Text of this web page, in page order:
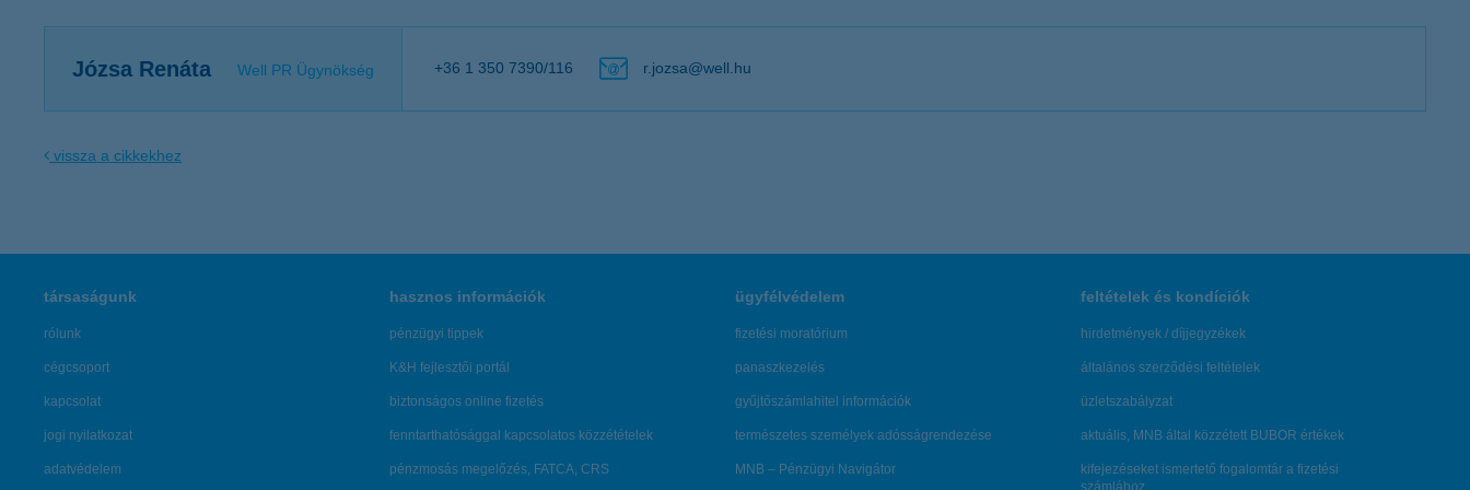
Józsa Renáta Well PR Ügynökség +36 1 350 7390/116 r.jozsa@well.hu
vissza a cikkekhez
társaságunk
rólunk
cégcsoport
kapcsolat
jogi nyilatkozat
adatvédelem
hasznos információk
pénzügyi tippek
K&H fejlesztői portál
biztonságos online fizetés
fenntarthatósággal kapcsolatos közzétételek
pénzmosás megelőzés, FATCA, CRS
ügyfélvédelem
fizetési moratórium
panaszkezelés
gyűjtőszámlahitel információk
természetes személyek adósságrendezése
MNB – Pénzügyi Navigátor
feltételek és kondíciók
hirdetmények / díjjegyzékek
általános szerződési feltételek
üzletszabályzat
aktuális, MNB által közzétett BUBOR értékek
kifejezéseket ismertető fogalomtár a fizetési
számlához